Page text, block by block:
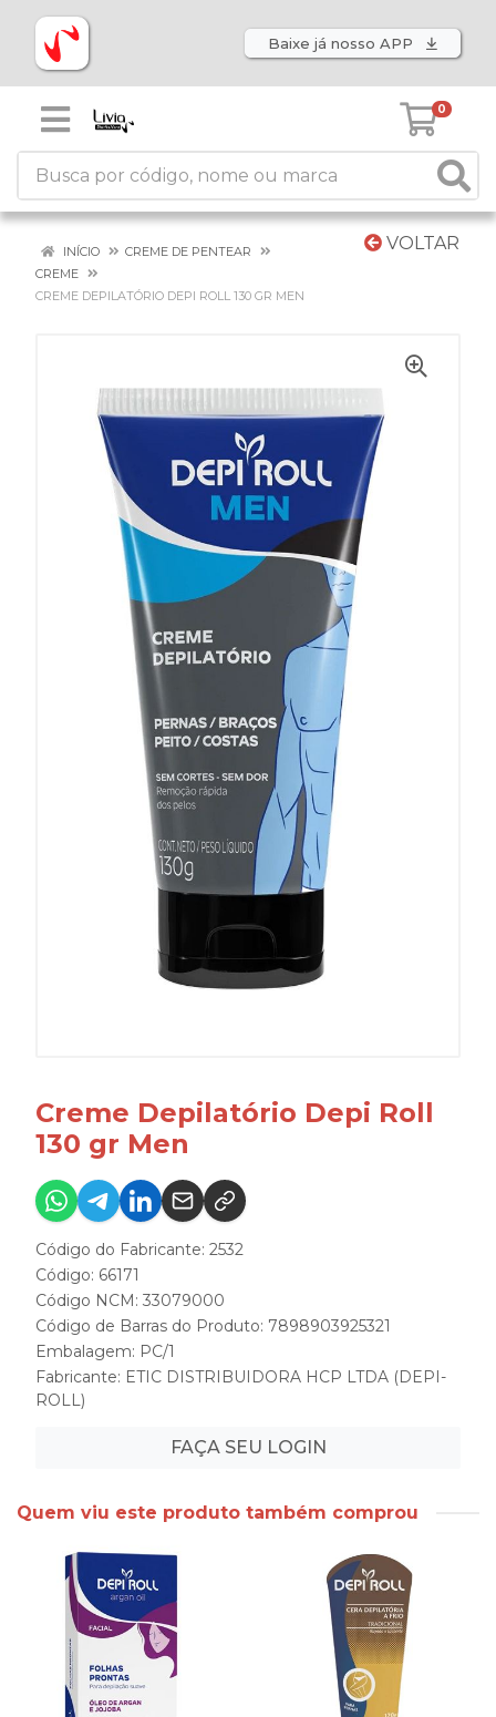
Baixe já nosso APP
0
VOLTAR
INÍCIO
CREME DE PENTEAR
CREME
CREME DEPILATÓRIO DEPI ROLL 130 GR MEN
Creme Depilatório Depi Roll
130 gr Men
Código do Fabricante: 2532
Código: 66171
Código NCM: 33079000
Código de Barras do Produto: 7898903925321
Embalagem: PC/1
Fabricante: ETIC DISTRIBUIDORA HCP LTDA (DEPI-
ROLL)
FAÇA SEU LOGIN
Quem viu este produto também comprou